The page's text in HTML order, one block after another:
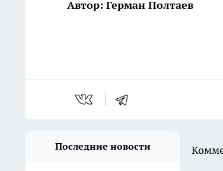
Автор: Герман Полтаев
Последние новости